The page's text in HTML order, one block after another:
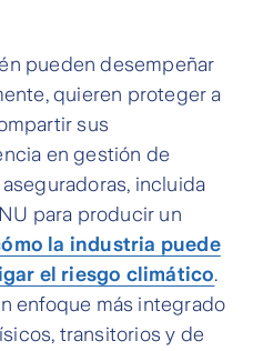
pueden desempeñar
quieren proteger a
sus
en gestión de
incluida
para producir un
la industria puede
el riesgo climático.
enfoque más integrado
transitorios y de